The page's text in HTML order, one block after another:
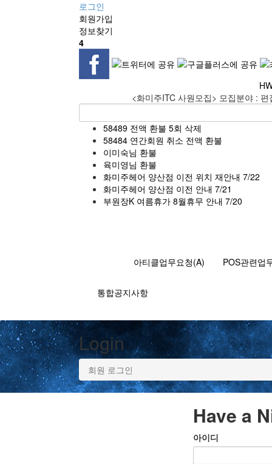
로그인
회원가입
정보찾기
4
<화미주ITC 사원모집> 모집분야 :
58489 전액 환불 5회 삭제
58484 연간회원 취소 전액 환불
이미숙님 환불
육미영님 환불
화미주헤어 양산점 이전 위치 재안내 7/22
화미주헤어 양산점 이전 안내 7/21
부원장K 여름휴가 8월휴무 안내 7/20
아티클업무요청(A) POS관련업
통합공지사항
Login
회원 로그인
Have a
아이디